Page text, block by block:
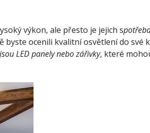
výkon, ale přesto je jejich s
ocenili kvalitní osvětlení do své
LED panely nebo zářivky, které